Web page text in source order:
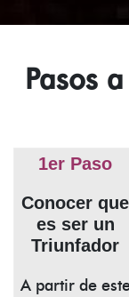
Pasos
1er Paso
Conocer que
es ser un
Triunfador
A partir de